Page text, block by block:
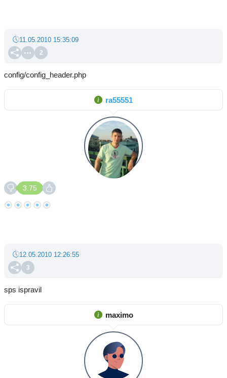
2
11.05.2010 15:35:09
config/config_header.php
ra55551
3.75
3
12.05.2010 12:26:55
sps ispravil
maximo